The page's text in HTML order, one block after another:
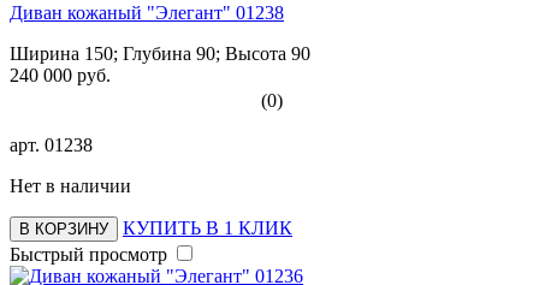
Диван кожаный "Элегант" 01238
Ширина 150; Глубина 90; Высота 90
240 000 руб.
(0)
арт. 01238
Нет в наличии
В КОРЗИНУ
КУПИТЬ В 1 КЛИК
Быстрый просмотр